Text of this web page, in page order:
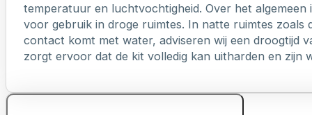
temperatuur en luchtvochtigheid. Over het
voor gebruik in droge ruimtes. In natte ruimtes zoals
contact komt met water, adviseren wij een droogtijd
zorgt ervoor dat de kit volledig kan uitharden en zijn